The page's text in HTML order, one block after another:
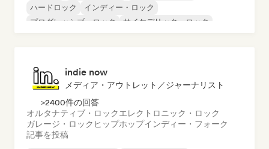
ハードロック
インディー・ロック
プログレッシブ・ロック
サイケデリック・ロック
indie now
メディア・アウトレット／ジャーナリスト
>2400件の回答
オルタナティブ・ロックエレクトロニック・ロック
ガレージ・ロック ヒップホップインディー・フォーク
記事を投稿